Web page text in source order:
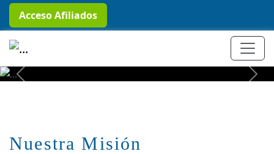
Acceso Afiliados
+ Conocer más
Previous Next
Nuestra Misión